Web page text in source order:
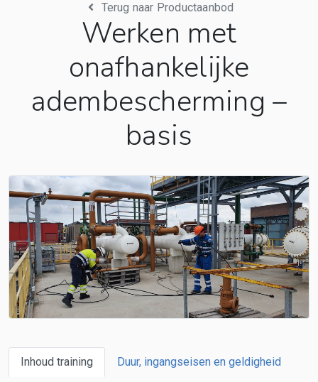
Terug naar Productaanbod
Werken met
onafhankelijke
adembescherming –
basis
Inhoud training Duur, ingangseisen en geldigheid